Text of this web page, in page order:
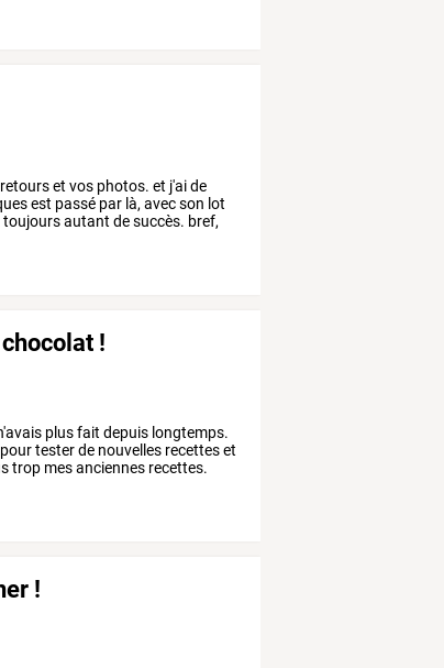
retourset vos photos. et j'aide
est passé par là, avecson lot
toujoursautant desuccès. bref,
!
plusfait depuis longtemps.
pourtesterde nouvelles recetteset
trop mesanciennes recettes.
!